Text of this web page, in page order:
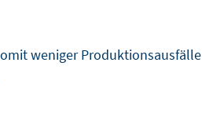
weniger Produktionsausfälle